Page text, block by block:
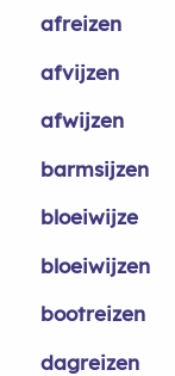
afreizen
afvijzen
afwijzen
barmsijzen
bloeiwijze
bloeiwijzen
bootreizen
dagreizen